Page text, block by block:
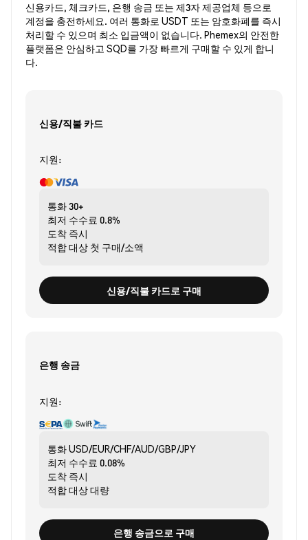
신용카드, 체크카드, 은행 송금 또는 제3자 제공업체 등으로
계정을 충전하세요. 여러 통화로 USDT 또는 암호화폐를 즉시
처리할 수 있으며 최소 입금액이 없습니다. Phemex의 안전한
플랫폼은 안심하고 SQD를 가장 빠르게 구매할 수 있게 합니
다.
신용/직불 카드
지원:
통화30+
최저 수수료 0.8%
도착 즉시
적합 대상 첫 구매/소액
신용/직불 카드로 구매
은행 송금
지원:
통화USD/EUR/CHF/AUD/GBP/JPY
최저 수수료 0.08%
도착 즉시
적합 대상대량
은행 송금으로 구매